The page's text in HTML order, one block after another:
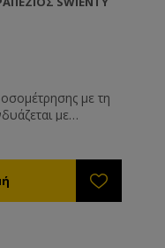
με τη
με
διαβάζει το βάζο
γεμίσει το τραπέζι